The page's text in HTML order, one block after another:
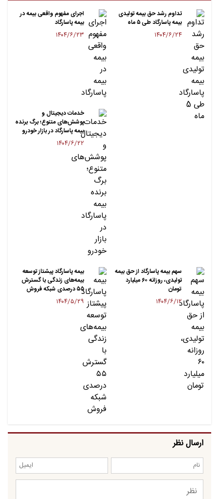
تداوم رشد حق بیمه تولیدی
بیمه پاسارگاد طی ۵ ماه
۱۴۰۴/۶/۲۴
اجرای مفهوم واقعی بیمه در
بیمه پاسارگاد
۱۴۰۴/۶/۲۳
خدمات دیجیتال و
پوشش‌های متنوع؛ برگ برنده
بیمه پاسارگاد در بازار خودرو
۱۴۰۴/۶/۲۲
سهم بیمه پاسارگاد از حق بیمه
تولیدی، روزانه ۶۰ میلیارد
تومان
۱۴۰۴/۶/۱۲
بیمه پاسارگاد پیشتاز توسعه
بیمه‌های زندگی با گسترش
۵۵ درصدی شبکه فروش
۱۴۰۴/۵/۲۹
ارسال نظر